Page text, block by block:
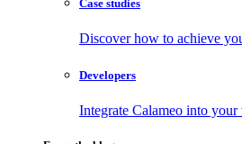
Case studies
Discover how to achieve
Developers
Integrate Calameo into